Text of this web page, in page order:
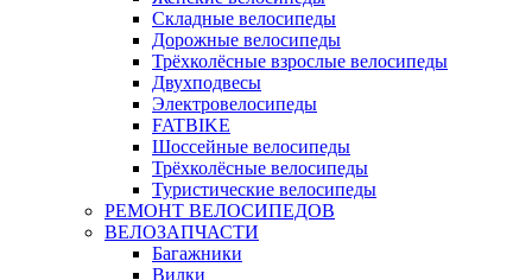
Складные велосипеды
Дорожные велосипеды
Трёхколёсные взрослые велосипеды
Двухподвесы
Электровелосипеды
FATBIKE
Шоссейные велосипеды
Трёхколёсные велосипеды
Туристические велосипеды
РЕМОНТ ВЕЛОСИПЕДОВ
ВЕЛОЗАПЧАСТИ
Багажники
Вилки